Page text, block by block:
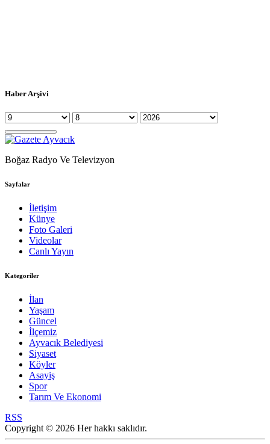
Haber Arşivi
Boğaz Radyo Ve Televizyon
Sayfalar
İletişim
Künye
Foto Galeri
Videolar
Canlı Yayın
Kategoriler
İlan
Yaşam
Güncel
İlçemiz
Ayvacık Belediyesi
Siyaset
Köyler
Asayiş
Spor
Tarım Ve Ekonomi
RSS
Copyright © 2026 Her hakkı saklıdır.